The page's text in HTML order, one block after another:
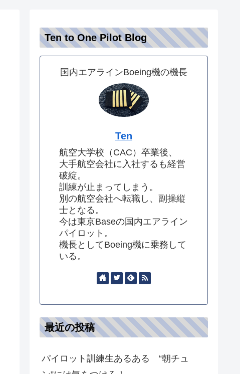
Ten to One Pilot Blog
国内エアラインBoeing機の機長
Ten
航空大学校（CAC）卒業後、
大手航空会社に入社するも経営
破綻。
訓練が止まってしまう。
別の航空会社へ転職し、副操縦
士となる。
今は東京Baseの国内エアライン
パイロット。
機長としてBoeing機に乗務して
いる。
最近の投稿
パイロット訓練生あるある “朝チュ